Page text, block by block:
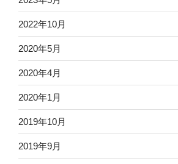
2022年10月
2020年5月
2020年4月
2020年1月
2019年10月
2019年9月